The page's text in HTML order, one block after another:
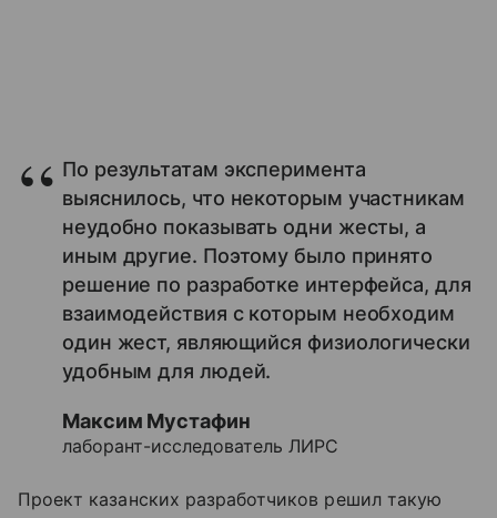
По результатам эксперимента
выяснилось, что некоторым участникам
неудобно показывать одни жесты, а
иным другие. Поэтому было принято
решение по разработке интерфейса, для
взаимодействия с которым необходим
один жест, являющийся физиологически
удобным для людей.
Максим Мустафин
лаборант-исследователь ЛИРС
Проект казанских разработчиков решил такую